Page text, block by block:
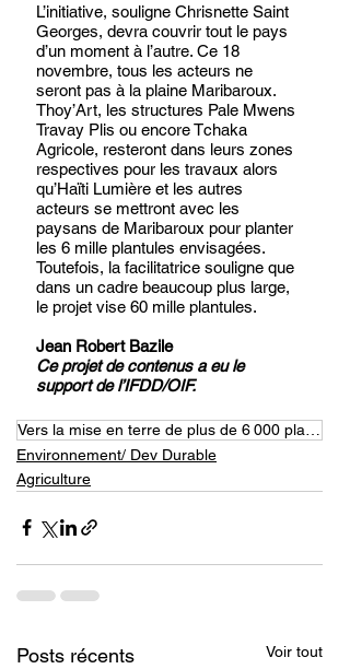
L’initiative, souligne Chrisnette Saint
Georges, devra couvrir tout le pays
d’un moment à l’autre. Ce 18
novembre, tous les acteurs ne
seront pas à la plaine Maribaroux.
Thoy’Art, les structures Pale Mwens
Travay Plis ou encore Tchaka
Agricole, resteront dans leurs zones
respectives pour les travaux alors
qu’Haïti Lumière et les autres
acteurs se mettront avec les
paysans de Maribaroux pour planter
les 6 mille plantules envisagées.
Toutefois, la facilitatrice souligne que
dans un cadre beaucoup plus large,
le projet vise 60 mille plantules.
Jean Robert Bazile
Ce projet de contenus a eu le
support de l’IFDD/OIF.
Environnement/ Dev Durable
Agriculture
Posts récents Voir tout